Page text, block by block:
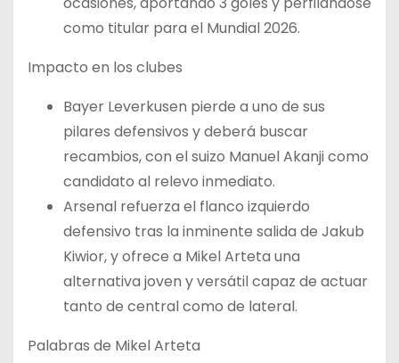
como titular para el Mundial 2026.
Impacto en los clubes
Bayer Leverkusen pierde a uno de sus
pilares defensivos y deberá buscar
recambios, con el suizo Manuel Akanji como
candidato al relevo inmediato.
Arsenal refuerza el flanco izquierdo
defensivo tras la inminente salida de Jakub
Kiwior, y ofrece a Mikel Arteta una
alternativa joven y versátil capaz de actuar
tanto de central como de lateral.
Palabras de Mikel Arteta